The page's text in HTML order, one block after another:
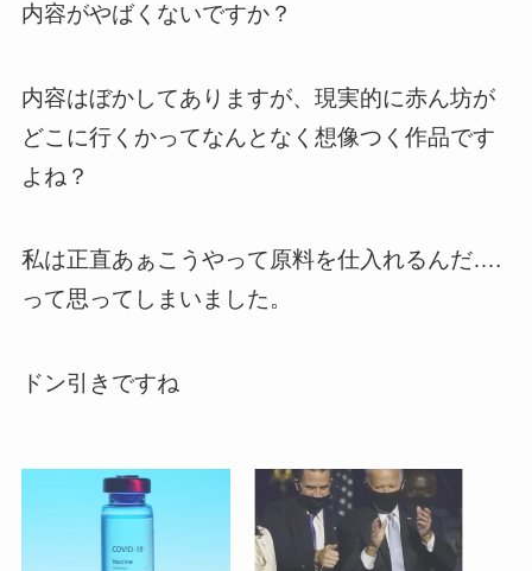
内容がやばくないですか？
内容はぼかしてありますが、現実的に赤ん坊が
どこに行くかってなんとなく想像つく作品です
よね？
私は正直あぁこうやって原料を仕入れるんだ….
って思ってしまいました。
ドン引きですね